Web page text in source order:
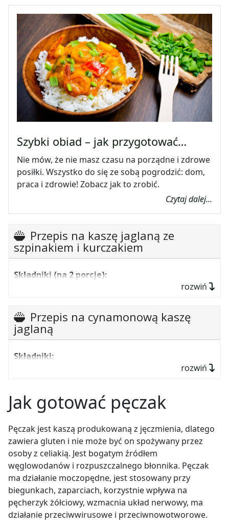
Szybki obiad – jak przygotować…
Nie mów, że nie masz czasu na porządne i zdrowe
posiłki. Wszystko do się ze sobą pogrodzić: dom,
praca i zdrowie! Zobacz jak to zrobić.
Czytaj dalej...
Przepis na kaszę jaglaną ze
szpinakiem i kurczakiem
Składniki (na 2 porcje):
1 paczka świeżego szpinaku,
2 duże cebule,
mały jogurt naturalny,
sól i pieprz
czosnek granulowany,
papryka słodka,
3 łyżki oliwy z oliwek,
Przygotowanie:kaszę jaglaną ugotować według
wcześniej opisanej instrukcji. Cebulę obrać, pokroić
w kostkę i podsmażyć na złoto na oliwie w garnku.
Do usmażonej cebuli dodać pokrojonego w kostkę
rozwiń
Przepis na cynamonową kaszę
jaglaną
Składniki:
1 łyżeczka masła,
1 łyżeczka siekanych migdałów,
3 łyżki rodzynek,
pół szklanki mleka 1,5% tłuszczu,
łyżeczka miodu,
2 łyżeczki cynamonu.
Przygotowanie:kaszę ugotować według wcześniej
rozwiń
Jak gotować pęczak
Pęczak jest kaszą produkowaną z jęczmienia, dlatego
zawiera gluten i nie może być on spożywany przez
osoby z celiakią. Jest bogatym źródłem
węglowodanów i rozpuszczalnego błonnika. Pęczak
ma działanie moczopędne, jest stosowany przy
biegunkach, zaparciach, korzystnie wpływa na
pęcherzyk żółciowy, wzmacnia układ nerwowy, ma
działanie przeciwwirusowe i przeciwnowotworowe.